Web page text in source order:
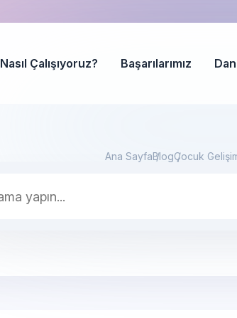
Nasıl Çalışıyoruz? Başarılarımız
Ana SayfaBlogÇocuk